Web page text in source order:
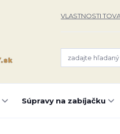
VLASTNOSTI
Súpravy na zabíjačku